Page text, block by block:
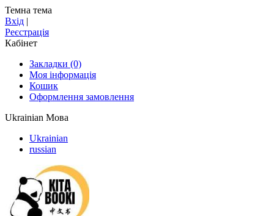
Темна тема
Вхід |
Реєстрація
Кабінет
Закладки (0)
Моя інформація
Кошик
Оформлення замовлення
Ukrainian Мова
Ukrainian
russian